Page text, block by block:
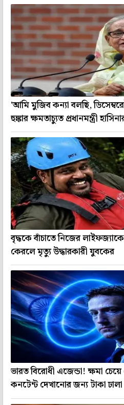
'আমি মুজিব কন্যা বলছি,
হুঙ্কার ক্ষমতাচ্যুত প্রধানমন্ত্রী
বৃদ্ধকে বাঁচাতে নিজের
কেরলে মৃত্যু উদ্ধারকারী যুবকের
ভারত বিরোধী এজেন্ডা! ক্ষমা
কনটেন্ট দেখানোর জন্য টাকা ঢালা